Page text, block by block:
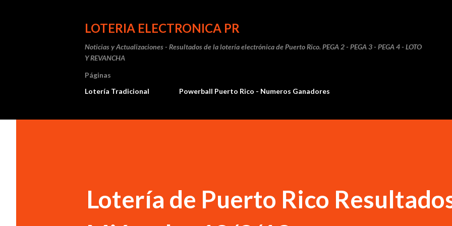
LOTERIA ELECTRONICA PR
Noticias y Actualizaciones - Resultados de la lotería electrónica de Puerto Rico. PEGA 2 - PEGA 3 - PEGA 4 - LOTO
Y REVANCHA
Páginas
Lotería Tradicional
Powerball Puerto Rico - Numeros Ganadores
Lotería de Puerto Rico